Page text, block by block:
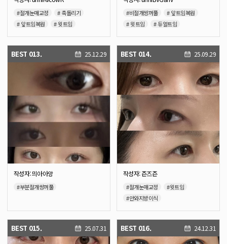
#절개눈매교정
# 축돌리기
# 앞트임복원
# 윗트임
#비절개쌍꺼풀
# 앞트임복원
# 윗트임
# 듀얼트임
# 눈밑지방이식
BEST 013. 25.12.29
작성자: 믜아아앙
#부분절개쌍꺼풀
BEST 014. 25.09.29
작성자: 즌즈즌
#절개눈매교정
#윗트임
#안와지방이식
BEST 015. 25.07.31 BEST 016. 24.12.31